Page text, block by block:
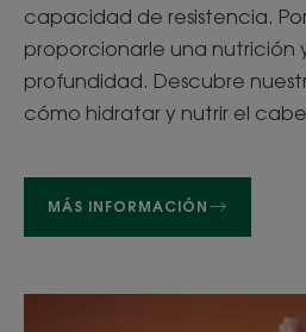
capacidad de resistencia.
proporcionarle una nutrición
profundidad. Descubre
cómo hidratar y nutrir el
MÁS INFORMACIÓN